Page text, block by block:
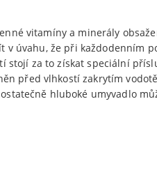
vitamíny a minerály
úvahu, že při každodenním
stojí za to získat speciální
před vlhkostí zakrytím
hluboké umyvadlo